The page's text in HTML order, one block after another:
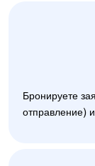
Бронируете
отправление)